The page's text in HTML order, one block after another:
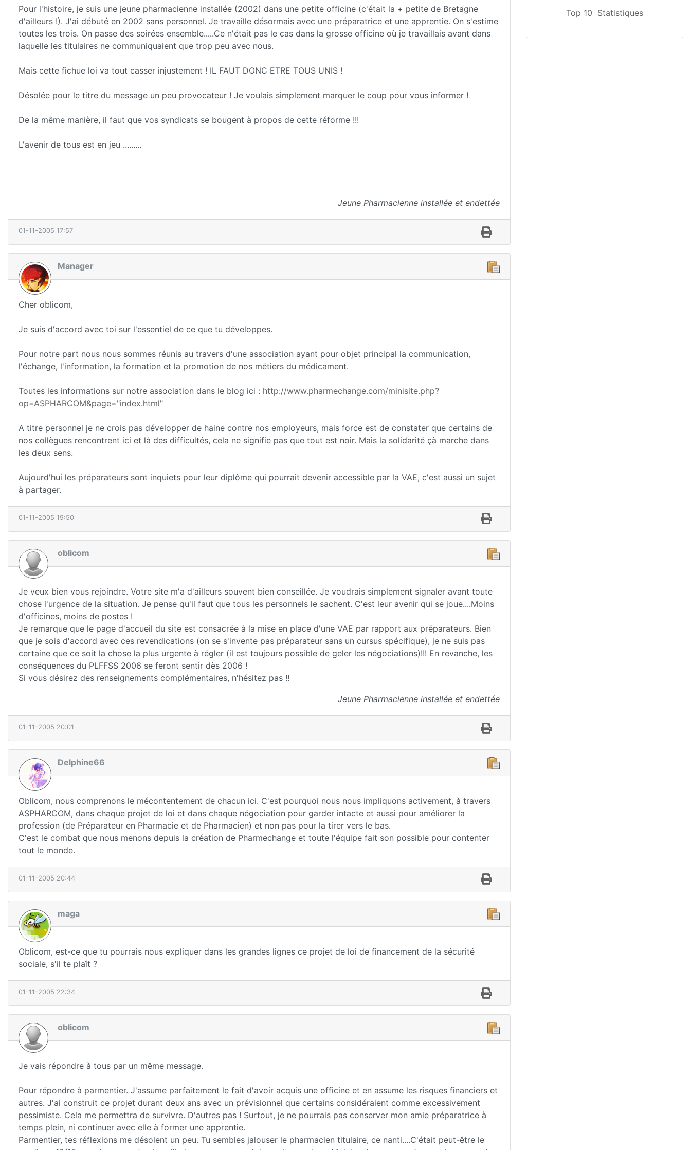
Pour l'histoire, je suis une jeune pharmacienne installée (2002) dans une petite officine (c'était la + petite de Bretagne
d'ailleurs !). J'ai débuté en 2002 sans personnel. Je travaille désormais avec une préparatrice et une apprentie. On s'estime
toutes les trois. On passe des soirées ensemble.....Ce n'était pas le cas dans la grosse officine où je travaillais avant dans
laquelle les titulaires ne communiquaient que trop peu avec nous.
Mais cette fichue loi va tout casser injustement ! IL FAUT DONC ETRE TOUS UNIS !
Désolée pour le titre du message un peu provocateur ! Je voulais simplement marquer le coup pour vous informer !
De la même manière, il faut que vos syndicats se bougent à propos de cette réforme !!!
L'avenir de tous est en jeu .........
Jeune Pharmacienne installée et endettée
01-11-2005 17:57
Manager
Cher oblicom,
Je suis d'accord avec toi sur l'essentiel de ce que tu développes.
Pour notre part nous nous sommes réunis au travers d'une association ayant pour objet principal la communication,
l'échange, l'information, la formation et la promotion de nos métiers du médicament.
Toutes les informations sur notre association dans le blog ici : http://www.pharmechange.com/minisite.php?
op=ASPHARCOM&page="index.html"
A titre personnel je ne crois pas développer de haine contre nos employeurs, mais force est de constater que certains de
nos collègues rencontrent ici et là des difficultés, cela ne signifie pas que tout est noir. Mais la solidarité çà marche dans
les deux sens.
Aujourd'hui les préparateurs sont inquiets pour leur diplôme qui pourrait devenir accessible par la VAE, c'est aussi un sujet
à partager.
01-11-2005 19:50
oblicom
Je veux bien vous rejoindre. Votre site m'a d'ailleurs souvent bien conseillée. Je voudrais simplement signaler avant toute
chose l'urgence de la situation. Je pense qu'il faut que tous les personnels le sachent. C'est leur avenir qui se joue....Moins
d'officines, moins de postes !
Je remarque que le page d'accueil du site est consacrée à la mise en place d'une VAE par rapport aux préparateurs. Bien
que je sois d'accord avec ces revendications (on se s'invente pas préparateur sans un cursus spécifique), je ne suis pas
certaine que ce soit la chose la plus urgente à régler (il est toujours possible de geler les négociations)!!! En revanche, les
conséquences du PLFFSS 2006 se feront sentir dès 2006 !
Si vous désirez des renseignements complémentaires, n'hésitez pas !!
Jeune Pharmacienne installée et endettée
01-11-2005 20:01
Delphine66
Oblicom, nous comprenons le mécontentement de chacun ici. C'est pourquoi nous nous impliquons activement, à travers
ASPHARCOM, dans chaque projet de loi et dans chaque négociation pour garder intacte et aussi pour améliorer la
profession (de Préparateur en Pharmacie et de Pharmacien) et non pas pour la tirer vers le bas.
C'est le combat que nous menons depuis la création de Pharmechange et toute l'équipe fait son possible pour contenter
tout le monde.
01-11-2005 20:44
maga
Oblicom, est-ce que tu pourrais nous expliquer dans les grandes lignes ce projet de loi de financement de la sécurité
sociale, s'il te plaît ?
01-11-2005 22:34
oblicom
Je vais répondre à tous par un même message.
Pour répondre à parmentier. J'assume parfaitement le fait d'avoir acquis une officine et en assume les risques financiers et
autres. J'ai construit ce projet durant deux ans avec un prévisionnel que certains considéraient comme excessivement
pessimiste. Cela me permettra de survivre. D'autres pas ! Surtout, je ne pourrais pas conserver mon amie préparatrice à
temps plein, ni continuer avec elle à former une apprentie.
Parmentier, tes réflexions me désolent un peu. Tu sembles jalouser le pharmacien titulaire, ce nanti....C'était peut-être le
Top 10 Statistiques